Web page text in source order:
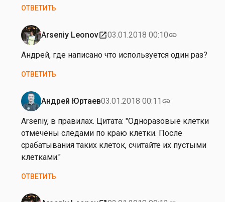
а
е
р
и
н
Х
а
р
л
а
м
в
ОТВЕТИТЬ
Arseniy Leonovopen_in_new03.01.2018 00:10link
Ответ
на
Е
а
е
р
и
н
а
а
Андрей, где написано что используется один раз?
ОТВЕТИТЬ
Андрей Юртаев03.01.2018 00:11 link
Ответ
на
от
Е
к
т
Arseniy, в правилах. Цитата: "Одноразовые клетки
отмечены следами по краю клетки. После
срабатывания таких клеток, считайте их пустыми
клетками."
ОТВЕТИТЬ